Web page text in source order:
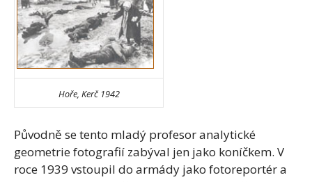
Hoře, Kerč 1942
Původně se tento mladý profesor analytické
geometrie fotografií zabýval jen jako koníčkem. V
roce 1939 vstoupil do armády jako fotoreportér a